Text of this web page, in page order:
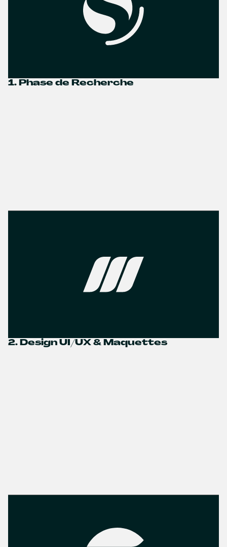
1. Phase de Recherche
2. Design UI/UX & Maquettes